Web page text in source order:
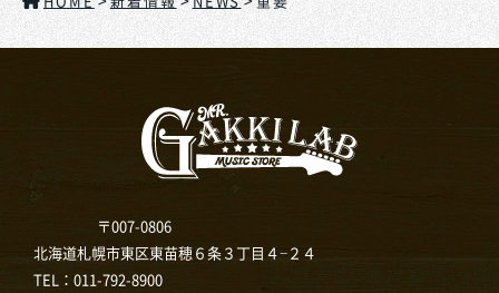
〒007-0806
北海道札幌市東区東苗穂６条３丁目４−２４
TEL： 011-792-8900